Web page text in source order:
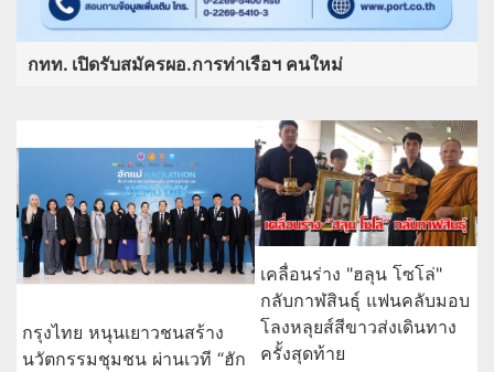
กทท. เปิดรับสมัครผอ.การท่าเรือฯ คนใหม่
กรุงไทย หนุนเยาวชนสร้าง
นวัตกรรมชุมชน ผ่านเวที “ฮัก
เคลื่อนร่าง "ฮลุน โซโล่"
กลับกาฬสินธุ์ แฟนคลับมอบ
โลงหลุยส์สีขาวส่งเดินทาง
ครั้งสุดท้าย